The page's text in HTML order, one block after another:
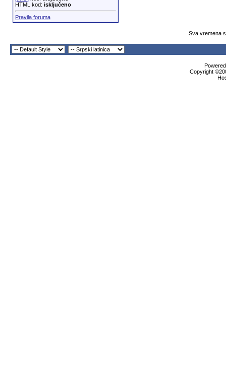
HTML kod: isključeno
Pravila foruma
Sva vremena
Copyright